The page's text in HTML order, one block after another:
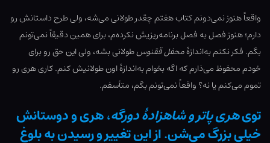
واقعاً هنوز نمی‌دونم کتاب هفتم چقدر طولانی می‌شه، ولی طرح داستانش رو
دارم؛ هنوز فصل به فصل برنامه‌ریزیش نکرده‌م، برای همین دقیقاً نمی‌تونم
بگم. فکر نکنم به‌اندازۀمحفل ققنوسطولانی بشه، ولی این حق رو برای
خودم محفوظ می‌ذارم که اگه بخوام به‌اندازۀ اون طولانیش کنم. کاری هری رو
تموم می‌کنم یا نه؟ واقعاً نمی‌تونم بگم، متأسفم.
تویهری پاتر و شاهزادۀ دورگه، هری و دوستانش
خیلی بزرگ می‌شن. از این تغییر و رسیدن به بلوغ